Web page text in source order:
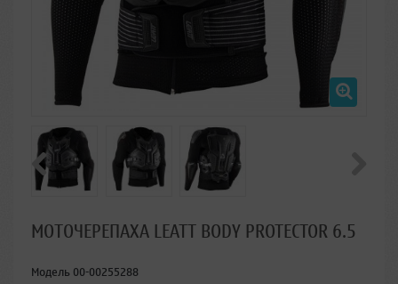
МОТОЧЕРЕПАХА LEATT BODY PROTECTOR 6.5
Модель 00-00255288